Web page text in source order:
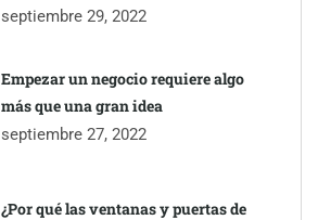
septiembre 29, 2022
Empezar un negocio requiere algo
más que una gran idea
septiembre 27, 2022
¿Por qué las ventanas y puertas de